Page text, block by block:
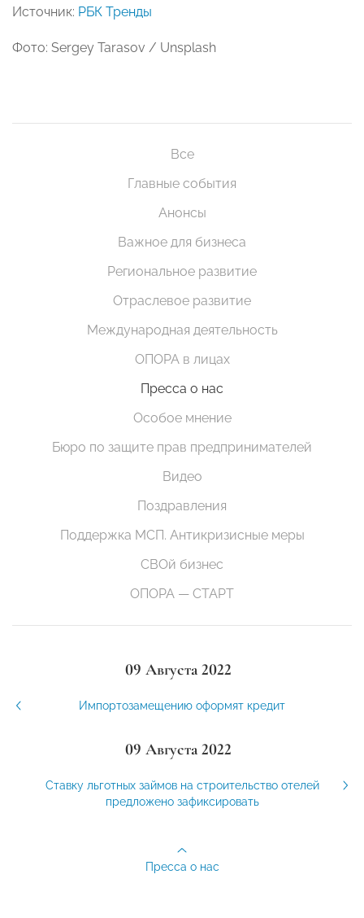
Источник: РБК Тренды
Фото: Sergey Tarasov / Unsplash
Все
Главные события
Анонсы
Важное для бизнеса
Региональное развитие
Отраслевое развитие
Международная деятельность
ОПОРА в лицах
Пресса о нас
Особое мнение
Бюро по защите прав предпринимателей
Видео
Поздравления
Поддержка МСП. Антикризисные меры
СВОй бизнес
ОПОРА — СТАРТ
09 Августа 2022
Импортозамещению оформят кредит
09 Августа 2022
Ставку льготных займов на строительство отелей
предложено зафиксировать
Пресса о нас